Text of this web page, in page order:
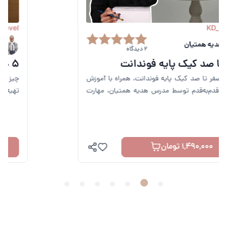
5 چیز کیک کلاسیک
چیز کیک انواعی مختلف با رسپی های مختلفی دارد،
تهیه پنج نوع از محبوب ترین آنها را در این آموزش فرا
1,390,000 تومان